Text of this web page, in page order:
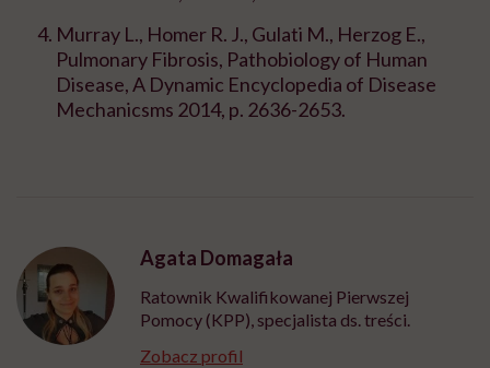
Murray L., Homer R. J., Gulati M., Herzog E.,
Pulmonary Fibrosis, Pathobiology of Human
Disease, A Dynamic Encyclopedia of Disease
Mechanicsms 2014, p. 2636-2653.
Agata Domagała
Ratownik Kwalifikowanej Pierwszej
Pomocy (KPP), specjalista ds. treści.
Zobacz profil